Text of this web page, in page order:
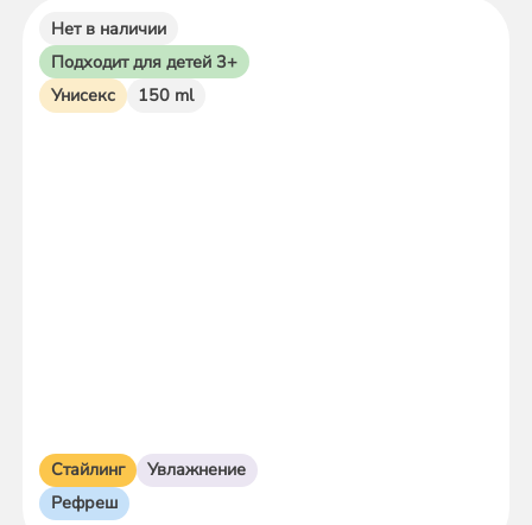
Нет в наличии
Подходит для детей 3+
Унисекс
150 ml
Стайлинг
Увлажнение
Рефреш